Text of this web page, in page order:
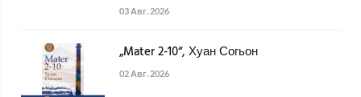
03 Авг. 2026
„Mater 2-10“, Хуан Согьон
02 Авг. 2026